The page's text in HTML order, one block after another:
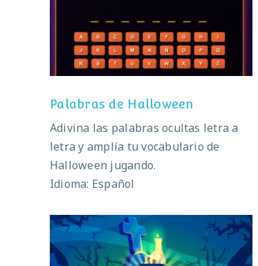
Palabras de Halloween
Adivina las palabras ocultas letra a
letra y amplía tu vocabulario de
Halloween jugando.
Idioma: Español